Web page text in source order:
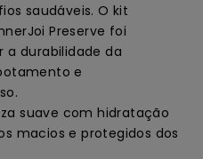
saudáveis. O kit
Preserve foi
a durabilidade da
e
suave com hidratação
macios e protegidos dos